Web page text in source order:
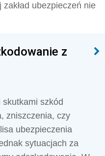
ubezpieczeń nie
z
szkód
zniszczenia, czy
ubezpieczenia
sytuacjach za